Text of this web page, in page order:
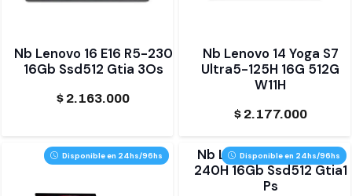
Nb Lenovo 16 E16 R5-230
16Gb Ssd512 Gtia 3Os
$ 2.163.000
Nb Lenovo 14 Yoga S7
Ultra5-125H 16G 512G
W11H
$2.177.000
Disponible en 24hs/96hs Disponible en 24hs/96hs
Nb Lenovo 14 Tbook C7
240H 16Gb Ssd512 Gtia1
Ps